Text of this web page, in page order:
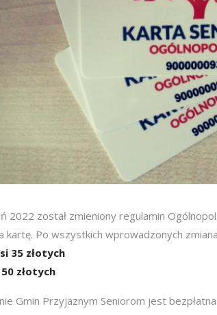
2022 został zmieniony regulamin
kartę. Po wszystkich wprowadzonych
35 złotych
złotych
Gmin Przyjaznym Seniorom jest